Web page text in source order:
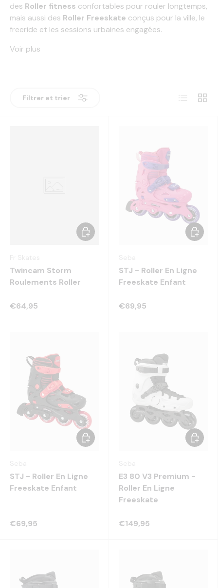
des Roller fitness confortables pour rouler longtemps,
mais aussi des Roller Freeskate conçus pour la ville, le
freeride et les sessions urbaines engagées.
Voir plus
Filtrer et trier Liste Grille
Twincam Storm
Roulements Roller
€64,95
Ajouter au panier
STJ - Roller En Ligne
Freeskate Enfant
€69,95
Choisir
STJ - Roller En Ligne
Freeskate Enfant
€69,95
Choisir les options
E3 80 V3 Premium -
Roller En Ligne
Freeskate
€149,95
Choisir